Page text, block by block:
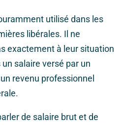
utilisé dans les
libérales. Il ne
exactement à leur situation
salaire versé par un
revenu professionnel
de salaire brut et de